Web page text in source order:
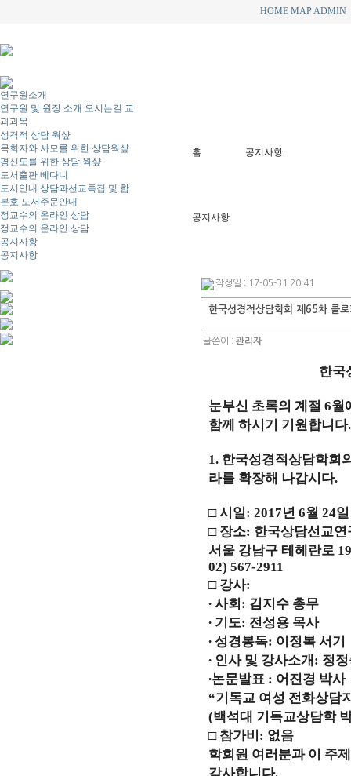
HOME MAPADMIN
연구원소개
연구원 및 원장 소개 오시는길 교
과과목
성격적 상담 웍샾
목회자와 사모를 위한 상담웍샾
평신도를 위한 상담 웍샾
도서출판 베다니
도서안내 상담과선교특집 및 합
본호 도서주문안내
정교수의 온라인 상담
정교수의 온라인 상담
공지사항
공지사항
홈 공지사항
공지사항
작성일 : 17-05-31 20:41
한국성경적상담학회 제65차 콜
글쓴이 :관리자
한국
눈부신 초록의 계절6월
함께 하시기 기원합니다.
1. 한국성경적상담학회
라를 확장해 나갑시다.
□시일: 2017년6월24
□ 장소: 한국상담선교연
서울 강남구 테헤란로
02) 567-2911
□ 강사:
∙사회 : 김지수 총무
∙ 기도: 전성용 목사
∙성경봉독: 이정복 서기
∙ 인사 및 강사소개 : 정
∙논문발표 : 어진경 박사
“기독교 여성 전화상담
(백석대 기독교상담학
□ 참가비 : 없음
학회원 여러분과 이 주